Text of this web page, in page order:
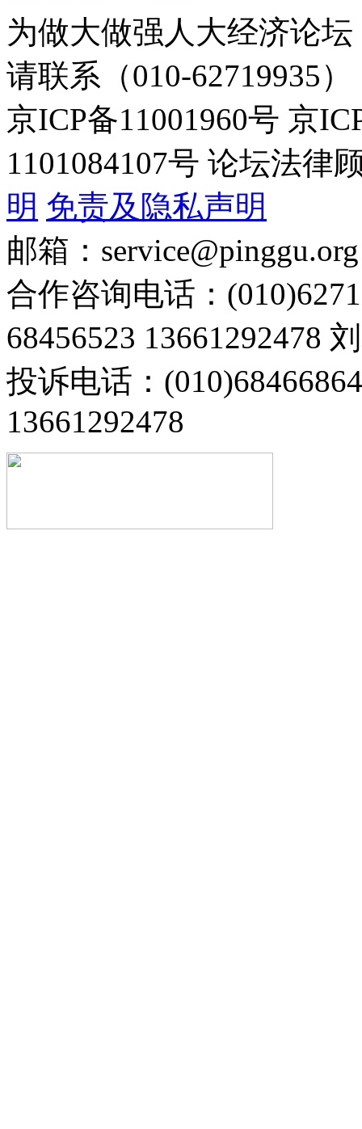
为做大做强人大经济论
请联系（010-62719935）
京ICP备11001960号 京
1101084107号 论坛法律
明 免责及隐私声明
邮箱：service@pinggu.org
合作咨询电话：
68456523 13661292478
投诉电话：
13661292478